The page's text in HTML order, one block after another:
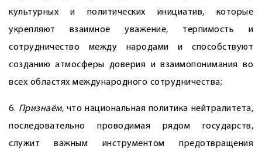
культурных и политических инициатив, которые
укрепляют взаимное уважение, терпимость и
сотрудничество между народами и способствуют
созданию атмосферы доверия и взаимопонимания во
всех областях международного сотрудничества;
6. Признаём, что национальная политика нейтралитета,
последовательно проводимая рядом государств,
служит важным инструментом предотвращения